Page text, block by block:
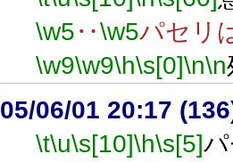
\w5‥\w5パセリ
\w9\w9\h\s[0]\n\n
05/06/01 20:17
\t\u\s[10]\h\s[5]